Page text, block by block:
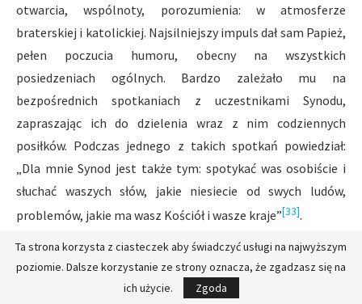
otwarcia, wspólnoty, porozumienia: w atmosferze
braterskiej i katolickiej. Najsilniejszy impuls dał sam Papież,
pełen poczucia humoru, obecny na wszystkich
posiedzeniach ogólnych. Bardzo zależało mu na
bezpośrednich spotkaniach z uczestnikami Synodu,
zapraszając ich do dzielenia wraz z nim codziennych
posiłków. Podczas jednego z takich spotkań powiedział:
„Dla mnie Synod jest także tym: spotykać was osobiście i
słuchać waszych słów, jakie niesiecie od swych ludów,
problemów, jakie ma wasz Kościół i wasze kraje”[33].
Podzielę teraz wystąpienia według następującego
schematu:
Ta strona korzysta z ciasteczek aby świadczyć usługi na najwyższym
poziomie. Dalsze korzystanie ze strony oznacza, że zgadzasz się na
ich użycie.
Zgoda